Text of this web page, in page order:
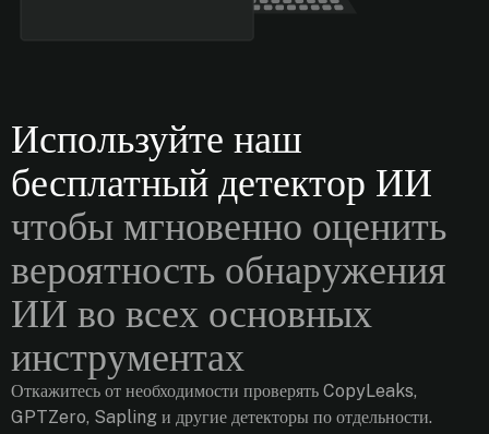
Используйте наш
бесплатный детектор ИИ
чтобы мгновенно оценить
вероятность обнаружения
ИИ во всех основных
инструментах
Откажитесь от необходимости проверять CopyLeaks,
GPTZero, Sapling и другие детекторы по отдельности.